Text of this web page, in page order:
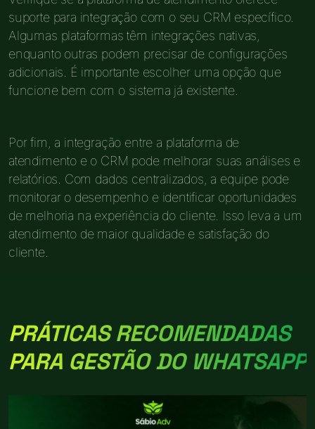
suporte para integração com o seu CRM específico.
Algumas plataformas têm integrações nativas,
enquanto outras podem precisar de configurações
adicionais. É importante escolher uma opção que
funcione bem com o sistema já existente.
Por fim, a integração entre a plataforma de
atendimento e o CRM pode melhorar suas análises e
relatórios. Com dados centralizados, a equipe pode
monitorar o desempenho e identificar oportunidades
de melhoria na experiência do cliente. Isso leva a um
atendimento de maior qualidade e satisfação do
cliente.
PRÁTICAS RECOMENDADAS
PARA GESTÃO DO WHATSAPP